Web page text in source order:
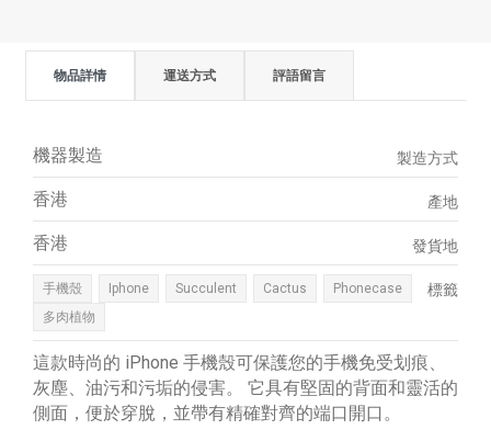
物品詳情 運送方式 評語留言
製造方式
機器製造
產地
香港
發貨地
香港
標籤
手機殼 Iphone Succulent Cactus
Phonecase
多肉植物
這款時尚的 iPhone 手機殼可保護您的手機免受划痕、
灰塵、油污和污垢的侵害。 它具有堅固的背面和靈活的
側面，便於穿脫，並帶有精確對齊的端口開口。